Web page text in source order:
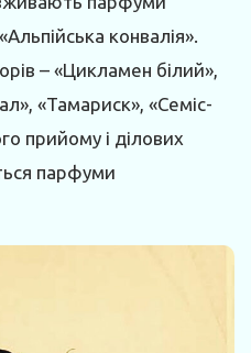
конвалія».
– «Цикламен білий»,
«Тамариск», «Семіс-
прийому і ділових
парфуми